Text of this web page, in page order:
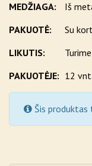
MEDŽIAGA:
Iš
PAKUOTĖ:
Su
LIKUTIS:
Turime
PAKUOTĖJE: 12 vnt.
Šis